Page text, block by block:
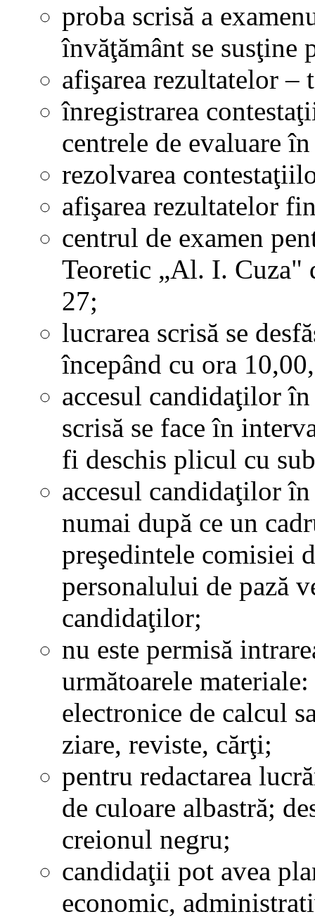
proba scrisă a
învăţământ se susţine
afişarea rezultatelor
înregistrarea
centrele de evaluare
rezolvarea
afişarea rezultatelor
centrul de examen
Teoretic „Al. I. Cuza"
27;
lucrarea scrisă se
începând cu ora
accesul candidaţilor
scrisă se face în
fi deschis plicul cu
accesul candidaţilor
numai după ce un
preşedintele comisiei
personalului de pază
candidaţilor;
nu este permisă
următoarele
electronice de calcul
ziare, reviste, cărţi;
pentru redactarea
de culoare albastră;
creionul negru;
candidaţii pot avea
economic,